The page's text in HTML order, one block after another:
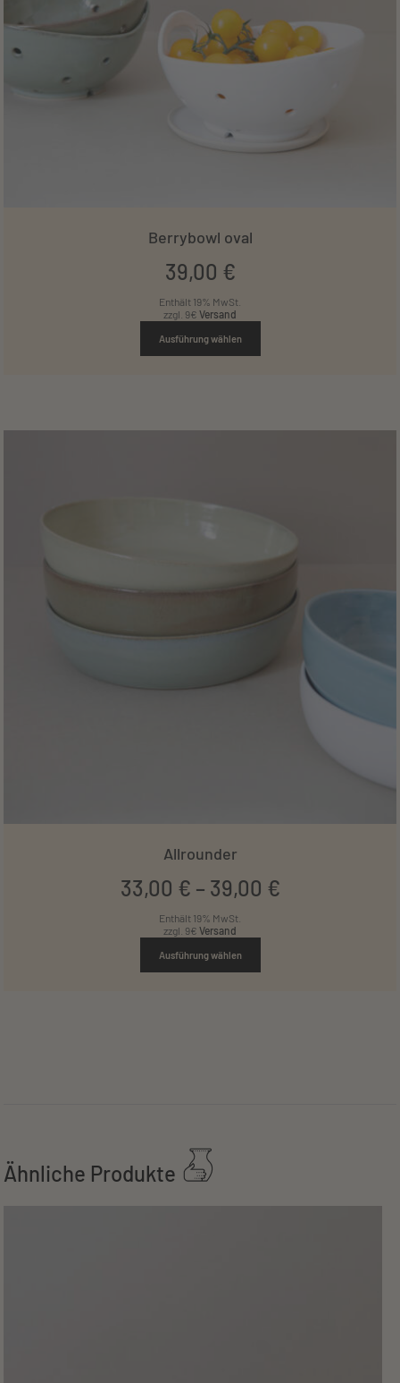
Berrybowl oval
39,00 €
Enthält 19% MwSt.
zzgl. 9€ Versand
Ausführung wählen
Allrounder
33,00 € – 39,00 €
Enthält 19% MwSt.
zzgl. 9€ Versand
Ausführung wählen
Ähnliche Produkte